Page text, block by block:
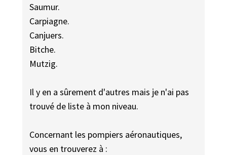
Saumur.
Carpiagne.
Canjuers.
Bitche.
Mutzig.
Il y en a sûrement d'autres mais je n'ai pas
trouvé de liste à mon niveau.
Concernant les pompiers aéronautiques,
vous en trouverez à :